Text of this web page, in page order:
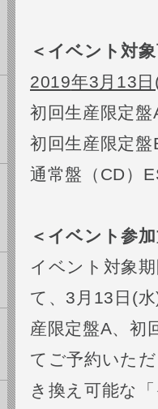
＜イベント対
2019年3月13
初回生産限定
初回生産限定
通常盤（CD）
＜イベント参
イベント対象
て、3月13日(
産限定盤A、初
てご予約いた
き換え可能な